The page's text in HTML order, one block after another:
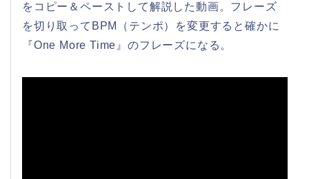
をコピー＆ペーストして解説した動画。フレーズ
を切り取ってBPM（テンポ）を変更すると確かに
『One More Time』のフレーズになる。